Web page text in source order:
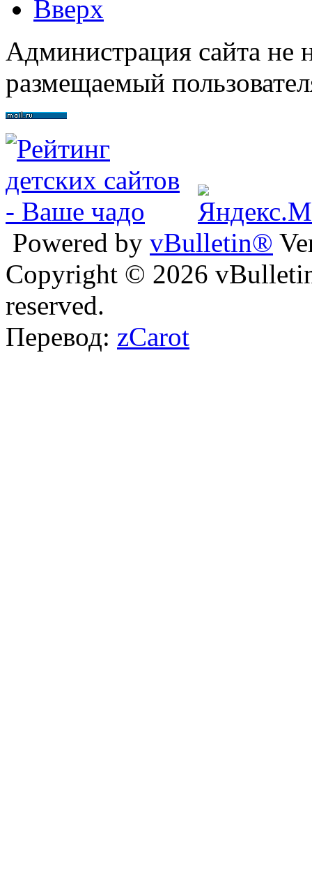
Вверх
Администрация сайта не
размещаемый
Powered by vBulletin®
Copyright © 2026
reserved.
Перевод: zCarot